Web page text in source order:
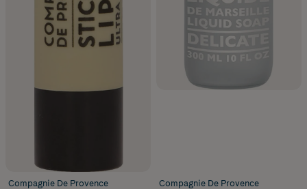
Compagnie De Provence
Compagnie De Provence